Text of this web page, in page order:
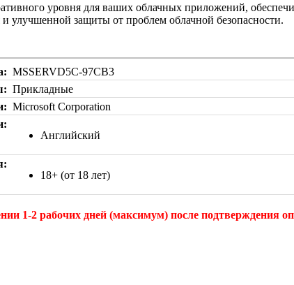
уровня для ваших облачных приложений,
улучшенной защиты от проблем облачной безопасности.
MSSERVD5C-97CB3
Прикладные
Microsoft Corporation
Английский
18+ (от 18 лет)
1-2 рабочих дней (максимум) после подтверждения